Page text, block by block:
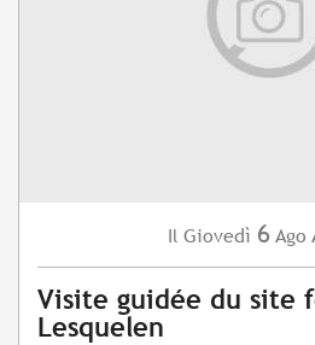
Il Giovedì 6 Ago
Visite guidée du site
Lesquelen